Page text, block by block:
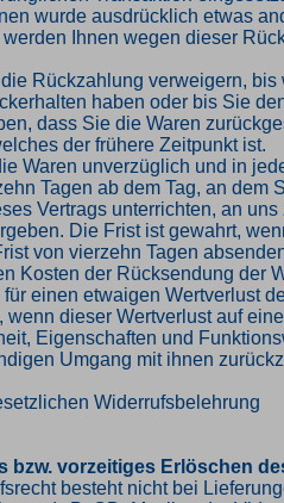
wurde ausdrücklich etwas
Ihnen wegen dieser
Rückzahlung verweigern, bis
haben oder bis Sie
dass Sie die Waren
der frühere Zeitpunkt ist.
Waren unverzüglich und in
Tagen ab dem Tag, an dem
Vertrags unterrichten, an
Die Frist ist gewahrt,
von vierzehn Tagen
Kosten der Rücksendung der
einen etwaigen Wertverlust
wenn dieser Wertverlust auf
Eigenschaften und
Umgang mit ihnen
Widerrufsbelehrung
bzw. vorzeitiges Erlöschen
besteht nicht bei